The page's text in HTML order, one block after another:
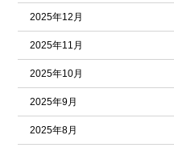
2025年12月
2025年11月
2025年10月
2025年9月
2025年8月